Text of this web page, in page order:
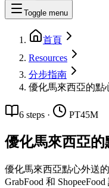
Toggle menu
首頁
Resources
分步指南
優化馬來西亞的點
6 steps · PT45M
優化馬來西亞的
優化馬來西亞點心外送
GrabFood 和